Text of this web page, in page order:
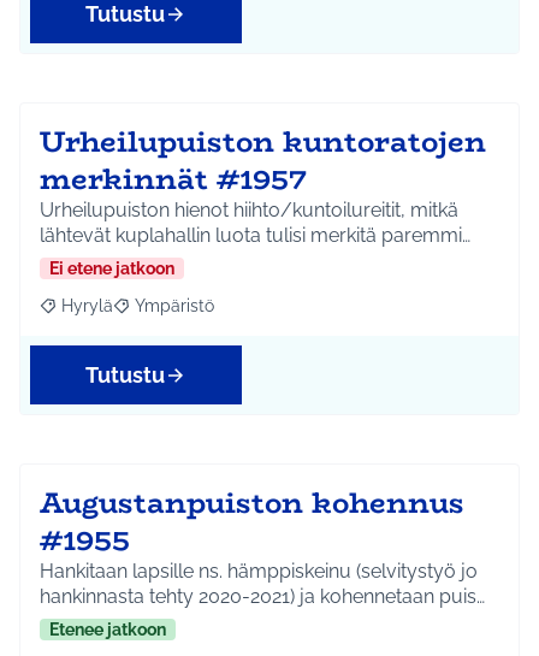
Tutustu
Urheilupuiston kuntoratojen
merkinnät #1957
Urheilupuiston hienot hiihto/kuntoilureitit, mitkä
lähtevät kuplahallin luota tulisi merkitä paremmi…
Ei etene jatkoon
Rajaa tulokset aihepiirin mukaan: Hyrylä
Hyrylä Rajaa tulokset teeman mukaan: Ympäristö
Ympäristö
Tutustu
Augustanpuiston kohennus
#1955
Hankitaan lapsille ns. hämppiskeinu (selvitystyö jo
hankinnasta tehty 2020-2021) ja kohennetaan puis…
Etenee jatkoon